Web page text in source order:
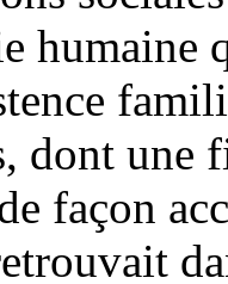
humaine
dont une
façon